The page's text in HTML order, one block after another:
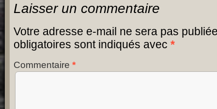
Laisser un commentaire
Votre adresse e-mail ne sera pas
obligatoires sont indiqués avec *
Commentaire *